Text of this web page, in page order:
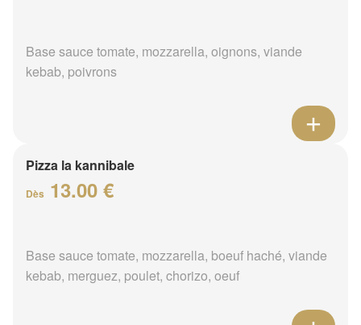
Base sauce tomate, mozzarella, oignons, viande
kebab, poivrons
Pizza la kannibale
Dès 13.00 €
Base sauce tomate, mozzarella, boeuf haché, viande
kebab, merguez, poulet, chorizo, oeuf